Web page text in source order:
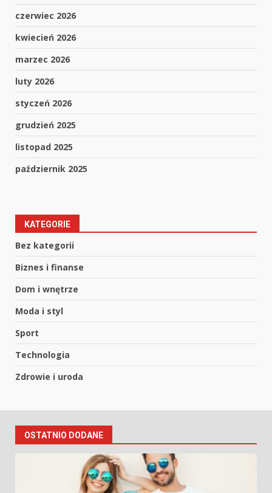
czerwiec 2026
kwiecień 2026
marzec 2026
luty 2026
styczeń 2026
grudzień 2025
listopad 2025
październik 2025
KATEGORIE
Bez kategorii
Biznes i finanse
Dom i wnętrze
Moda i styl
Sport
Technologia
Zdrowie i uroda
OSTATNIO DODANE